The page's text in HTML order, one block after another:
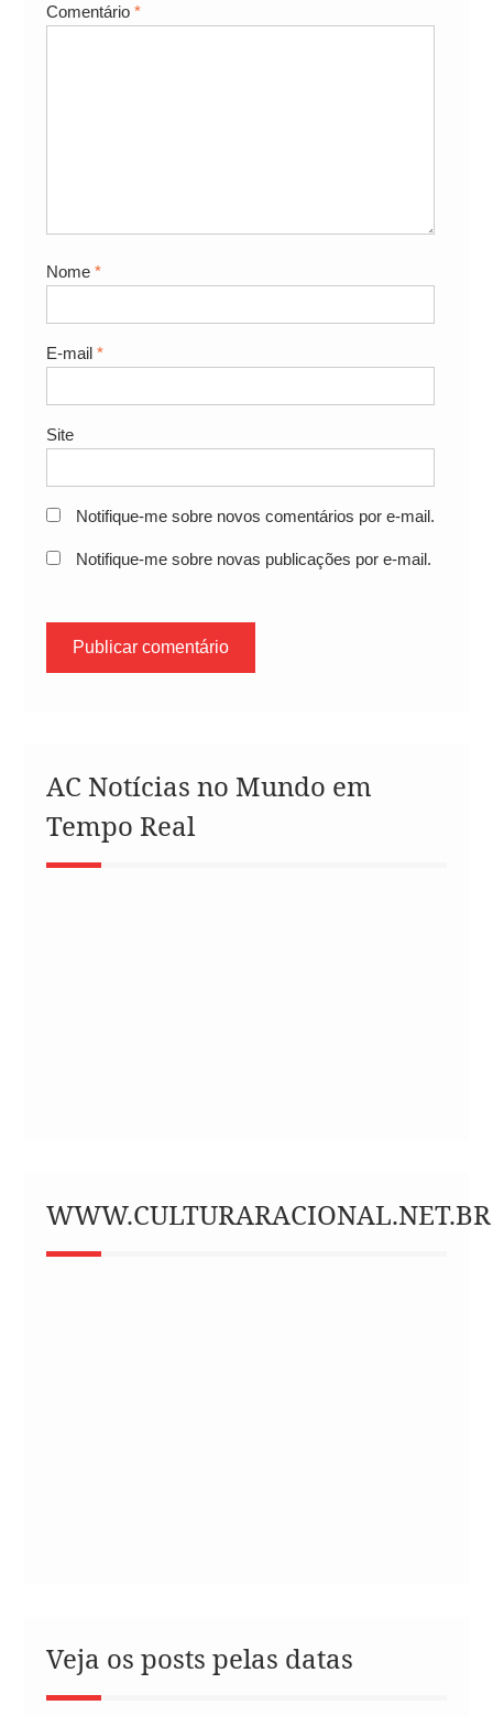
Comentário *
Nome *
E-mail *
Site
Notifique-me sobre novos comentários por e-mail.
Notifique-me sobre novas publicações por e-mail.
AC Notícias no Mundo em
Tempo Real
WWW.CULTURARACIONAL.NET.BR
Veja os posts pelas datas